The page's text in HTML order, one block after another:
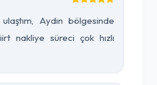
Aydın bölgesinde
nakliye süreci çok hızlı